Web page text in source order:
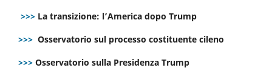
>>> La transizione: l’America dopo Trump
>>> Osservatorio sul processo costituente cileno
>>> Osservatorio sulla Presidenza Trump